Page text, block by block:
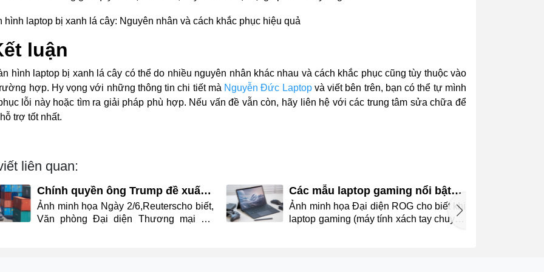
luận
hình laptop bị xanh lá cây có thể do nhiều nguyên nhân khác nhau và cách khắc phục cũng tùy thuộc vào
hợp. Hy vọng với những thông tin chi tiết mà Nguyễn Đức Laptopvà viết bên trên, bạn có thể tự mình
lỗi này hoặc tìm ra giải pháp phù hợp. Nếu vấn đề vẫn còn, hãy liên hệ với các trung tâm sửa chữa để
trợ tốt nhất.
liên quan:
Chính quyền ông Trump đề xuất
áp thuế bổ sung với 60 nền kinh
tế
Ảnh minh họa Ngày 2/6,Reuterscho biết,
Văn phòng Đại diện Thương mại Mỹ
Các mẫu laptop gaming nổi bật
của ROG 20 năm qua
Ảnh minh họa Đại diện ROG cho biết khi
laptop gaming (máy tính xách tay chuyên